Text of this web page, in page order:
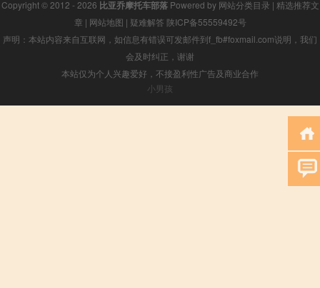
Copyright © 2012 - 2026 比亚乔摩托车部落Powered by 网站分类目录 | 精选推荐文
章 | 网站地图 | 疑难解答 陕ICP备55559492号
声明：本站内容来自互联网，如信息有错误可发邮件到f_fb#foxmail.com说明，我们
会及时纠正，谢谢
本站仅为个人兴趣爱好，不接盈利性广告及商业合作
小男孩